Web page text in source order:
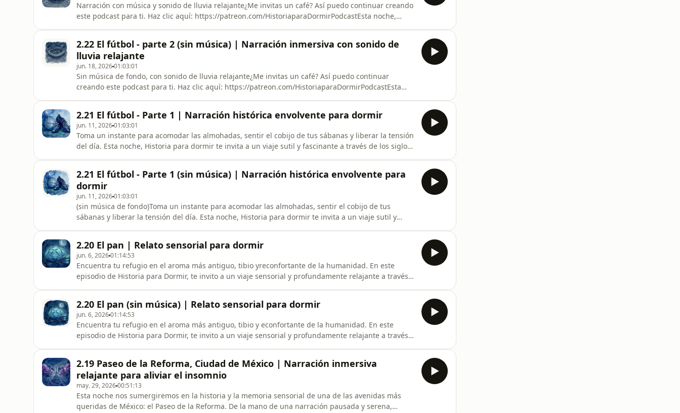
Narración con música y sonido de lluvia relajante¿Me invitas un café? Así puedo continuar creando
este podcast para ti. Haz clic aquí: ⁠https://patreon.com/HistoriaparaDormirPodcast⁠Esta noche,
absoluta
2.22 El fútbol - parte 2 (sin música) | Narración inmersiva con sonido de
lluvia relajante
jun. 18, 202601:03:01
Sin música de fondo, con sonido de lluvia relajante¿Me invitas un café? Así puedo continuar
creando este podcast para ti. Haz clic aquí: https://patreon.com/HistoriaparaDormirPodcastEsta
atmósfera de absoluta d
2.21 El fútbol - Parte 1 | Narración histórica envolvente para dormir
jun. 11, 202601:03:01
Toma un instante para acomodar las almohadas, sentir el cobijo de tus sábanas y liberar la tensión
del día. Esta noche, Historia para dormir te invita a un viaje sutil y fascinante a través de los siglos,
un pue
2.21 El fútbol - Parte 1 (sin música) | Narración histórica envolvente para
dormir
jun. 11, 202601:03:01
(sin música de fondo)Toma un instante para acomodar las almohadas, sentir el cobijo de tus
sábanas y liberar la tensión del día. Esta noche, Historia para dormir te invita a un viaje sutil y
narración pausada y envolven
2.20 El pan | Relato sensorial para dormir
jun. 6, 202601:14:53
Encuentra tu refugio en el aroma más antiguo, tibio yreconfortante de la humanidad. En este
episodio de Historia para Dormir, te invito a un viaje sensorial y profundamente relajante a través
templos egi
2.20 El pan (sin música) | Relato sensorial para dormir
jun. 6, 202601:14:53
Encuentra tu refugio en el aroma más antiguo, tibio y econfortante de la humanidad. En este
episodio de Historia para Dormir, te invito a un viaje sensorial y profundamente relajante a través
templos eg
2.19 Paseo de la Reforma, Ciudad de México | Narración inmersiva
relajante para aliviar el insomnio
may. 29, 202600:51:13
Esta noche nos sumergiremos en la historia y la memoria sensorial de una de las avenidas más
queridas de México: el Paseo de la Reforma. De la mano de una narración pausada y serena,